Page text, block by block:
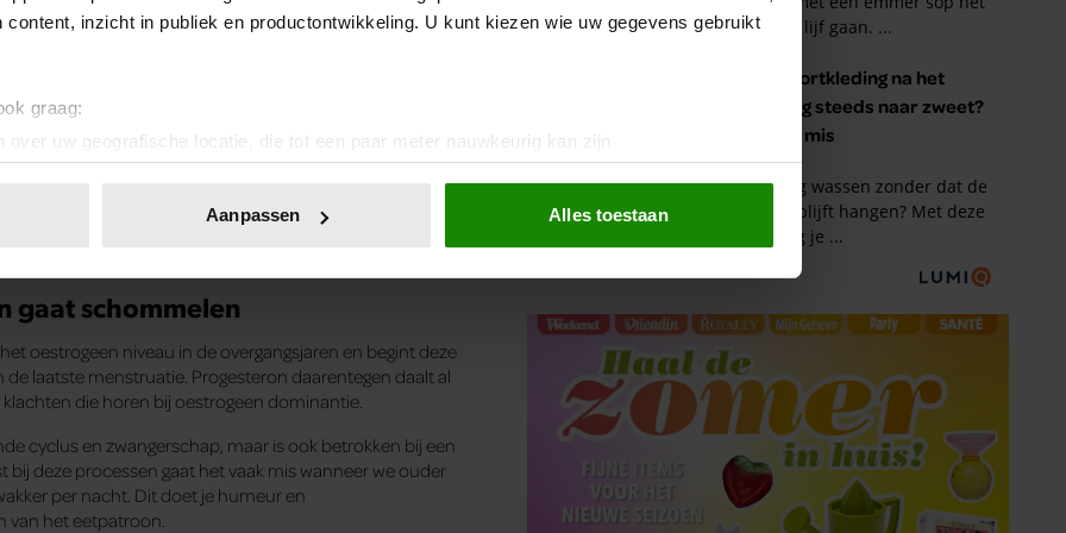
content, inzicht in publiek en productontwikkeling. U kunt kiezen wie uw gegevens gebruikt
graag:
over uw geografische locatie, die tot een paar meter nauwkeurig kan zijn
door het actief te scannen op specifieke eigenschappen (fingerprinting)
of intrekken in de Cookieverklaring.
Ook delen we informatie over uw gebruik van onze site met onze partners voor social
Deze partners kunnen deze gegevens combineren met andere informatie die u aan ze heeft
op basis van uw gebruik van hun services. U gaat akkoord met onze cookies als u
Aanpassen Alles toestaan
vaak al oververmoeid. Niet zo gek met (jonge)
dingen die op je pad komen. Vaak worden eigen
voor de ander prio nr 1.
doen. Vage klachten en vermoeidheid symptomen,
helaas niet meer ongestraft. Je lichaam gaat ‘harder
en gehoorzamen wat het je te vertellen heeft.
en geef hier gehoor aan. Dit voorkomt straks de
gaat schommelen
oestrogeen niveau in de overgangsjaren en begint deze
laatste menstruatie. Progesteron daarentegen daalt al
die horen bij oestrogeen dominantie.
cyclus en zwangerschap, maar is ook betrokken bij een
deze processen gaat het vaak mis wanneer we ouder
per nacht. Dit doet je humeur en
van het eetpatroon.